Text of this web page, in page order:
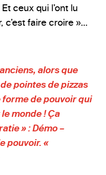
ceux qui l’ont lu
c’est faire croire »…
alors que
pointes de pizzas
de pouvoir qui
monde ! Ça
» : Démo –
pouvoir. «